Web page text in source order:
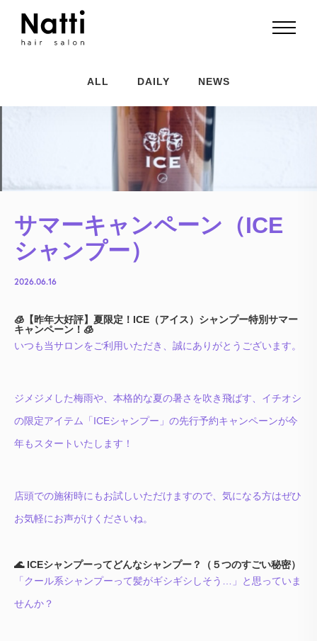
ALL DAILY NEWS
サマーキャンペーン（ICE
シャンプー）
2026.06.16
🧊【昨年大好評】夏限定！ICE（アイス）シャンプー特別サマー
キャンペーン！🧊
いつも当サロンをご利用いただき、誠にありがとうございます。
ジメジメした梅雨や、本格的な夏の暑さを吹き飛ばす、イチオシ
の限定アイテム「ICEシャンプー」の先行予約キャンペーンが今
年もスタートいたします！
店頭での施術時にもお試しいただけますので、気になる方はぜひ
お気軽にお声がけくださいね。
🌊 ICEシャンプーってどんなシャンプー？（５つのすごい秘密）
「クール系シャンプーって髪がギシギシしそう…」と思っていま
せんか？